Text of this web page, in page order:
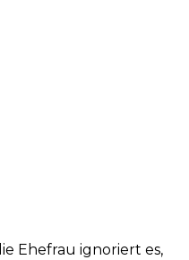
Ehefrau ignoriert es,